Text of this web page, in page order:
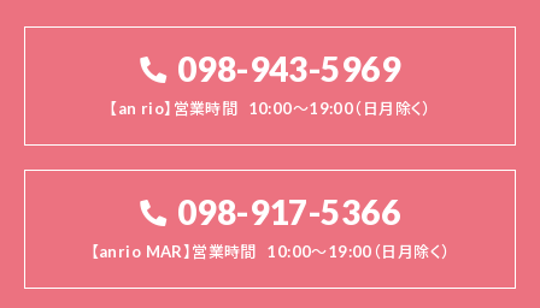
098-943-5969
【an rio】営業時間 10:00～19:00（日月除く）
098-917-5366
【anrio MAR】営業時間 10:00～19:00（日月除く）